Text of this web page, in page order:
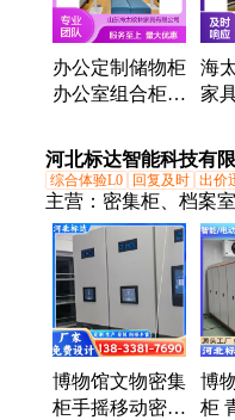
办公定制储物柜
办公室组合柜
门文件柜
海
家
河北标达智能科技有
综合体验L0 回复及时 出价
主营： 密集柜、档案
物柜、移动凭证文件
柜、智能密集架、书
集架
博物馆文物密集
柜手摇移动密集
博
柜